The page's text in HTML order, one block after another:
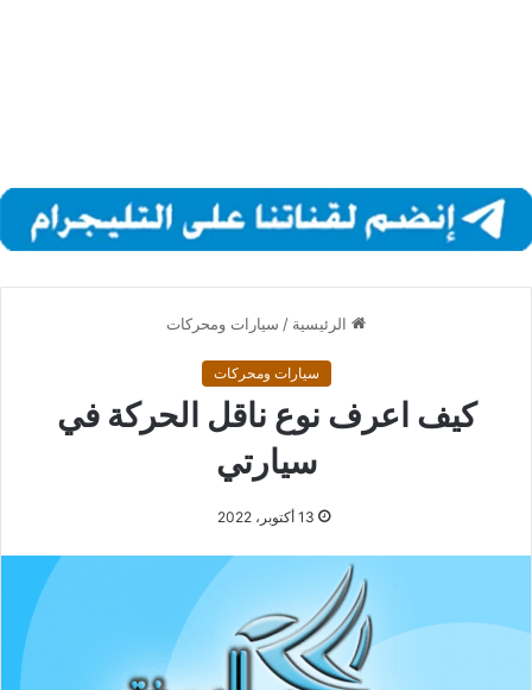
الرئيسية / سيارات ومحركات
سيارات ومحركات
كيف اعرف نوع ناقل الحركة في
سيارتي
13 أكتوبر، 2022